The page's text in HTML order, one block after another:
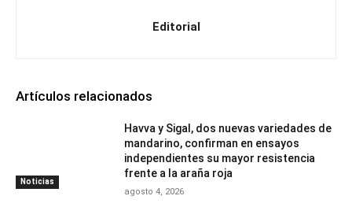
Editorial
Artículos relacionados
Noticias
Havva y Sigal, dos nuevas variedades de
mandarino, confirman en ensayos
independientes su mayor resistencia
frente a la araña roja
agosto 4, 2026